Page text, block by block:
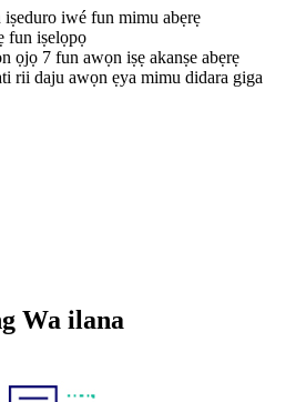
iwé fun mimu abẹrẹ
fun iṣelọpọ
ọjọ 7 fun awọn iṣẹ akanṣe abẹrẹ
rii daju awọn ẹya mimu didara giga
Wa ilana